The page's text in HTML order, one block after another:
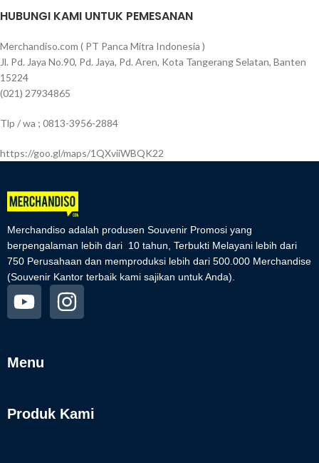
HUBUNGI KAMI UNTUK PEMESANAN
Merchandiso.com ( PT Panca Mitra Indonesia )
Jl. Pd. Jaya No.90, Pd. Jaya, Pd. Aren, Kota Tangerang Selatan, Banten
15224
(021) 27934865
Tlp / wa ; 0813-3956-2884
https://goo.gl/maps/1QXviiWBQK22
Merchandiso adalah produsen Souvenir Promosi yang
berpengalaman lebih dari 10 tahun, Terbukti Melayani lebih dari
750 Perusahaan dan memproduksi lebih dari 500.000 Merchandise
(Souvenir Kantor terbaik kami sajikan untuk Anda).
Menu
Produk Kami